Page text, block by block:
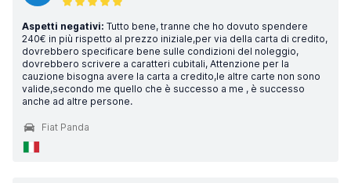
Aspetti negativi: Tutto bene, tranne che ho dovuto spendere
240€ in più rispetto al prezzo iniziale,per via della carta di credito,
dovrebbero specificare bene sulle condizioni del noleggio,
dovrebbero scrivere a caratteri cubitali, Attenzione per la
cauzione bisogna avere la carta a credito,le altre carte non sono
valide,secondo me quello che è successo a me , è successo
anche ad altre persone.
Fiat Panda